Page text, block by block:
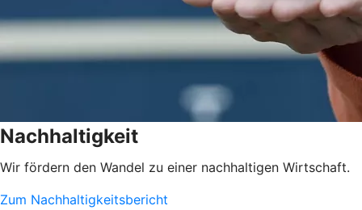
Nachhaltigkeit
Wir fördern den Wandel zu einer nachhaltigen Wirtschaft.
Zum Nachhaltigkeitsbericht